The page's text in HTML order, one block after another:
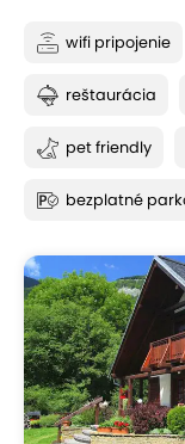
wifi pripojenie
reštaurácia
pet friendly
bezplatné